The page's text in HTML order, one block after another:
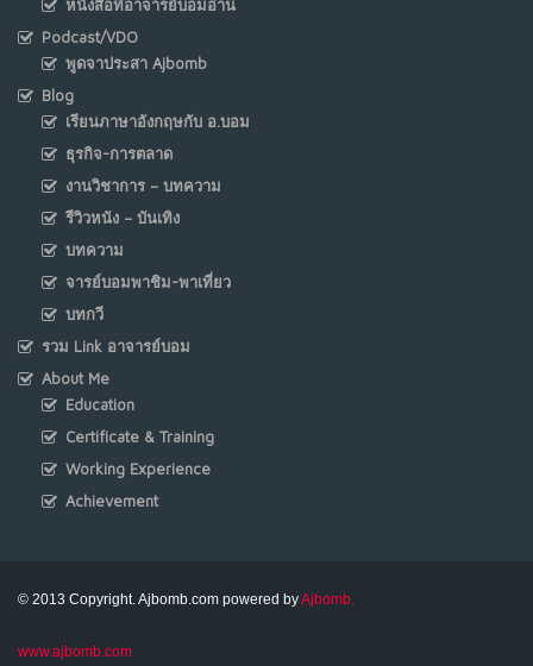
หนังสือที่อาจารย์บอมอ่าน
Podcast/VDO
พูดจาประสา Ajbomb
Blog
เรียนภาษาอังกฤษกับ อ.บอม
ธุรกิจ-การตลาด
งานวิชาการ – บทความ
รีวิวหนัง – บันเทิง
บทความ
จารย์บอมพาชิม-พาเที่ยว
บทกวี
รวม Link อาจารย์บอม
About Me
Education
Certificate & Training
Working Experience
Achievement
© 2013 Copyright. Ajbomb.com powered byAjbomb.
www.ajbomb.com